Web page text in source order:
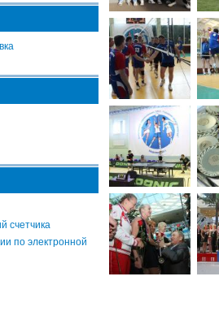
счетчика
по электронной